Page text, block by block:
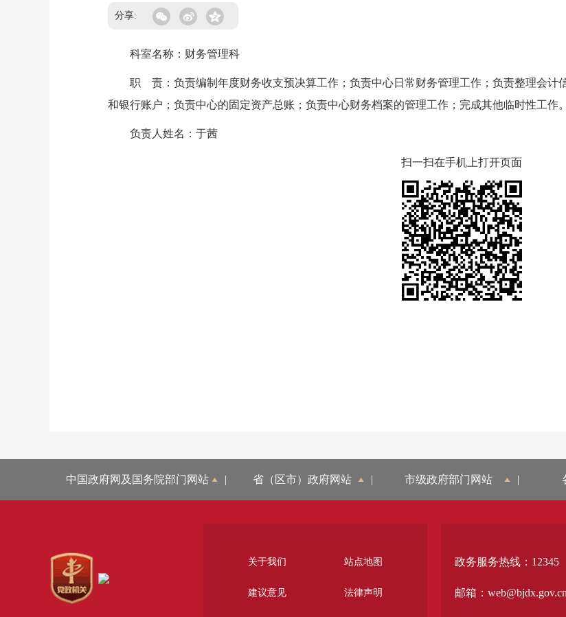
分享:
科室名称：财务管理科
职 责：负责编制年度财务收支预决算工作；负责中心日常财务管理工作；负责整理会计
和银行账户；负责中心的固定资产总账；负责中心财务档案的管理工作；完成其他临时性工作。
负责人姓名：于茜
扫一扫在手机上打开页面
中国政府网及国务院部门网站 | 省（区市）政府网站 | 市级政府部门网站 |
关于我们 站点地图
建议意见 法律声明
政务服务热线：12345
邮箱：web@bjdx.gov.cn